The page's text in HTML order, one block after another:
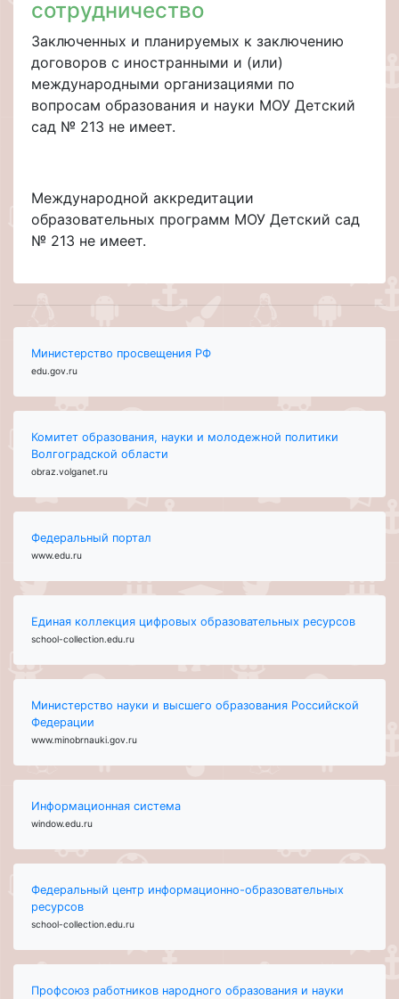
сотрудничество
Заключенных и планируемых к заключению
договоров с иностранными и (или)
международными организациями по
вопросам образования и науки МОУ Детский
сад № 213 не имеет.
Международной аккредитации
образовательных программ МОУ Детский сад
№ 213 не имеет.
Министерство просвещения РФ
edu.gov.ru
Комитет образования, науки и молодежной политики
Волгоградской области
obraz.volganet.ru
Федеральный портал
www.edu.ru
Единая коллекция цифровых образовательных ресурсов
school-collection.edu.ru
Министерство науки и высшего образования Российской
Федерации
www.minobrnauki.gov.ru
Информационная система
window.edu.ru
Федеральный центр информационно-образовательных
ресурсов
school-collection.edu.ru
Профсоюз работников народного образования и науки